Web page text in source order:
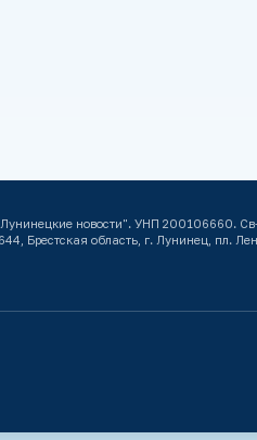
новости". УНП 200106660.
Брестская область, г. Лунинец, пл.